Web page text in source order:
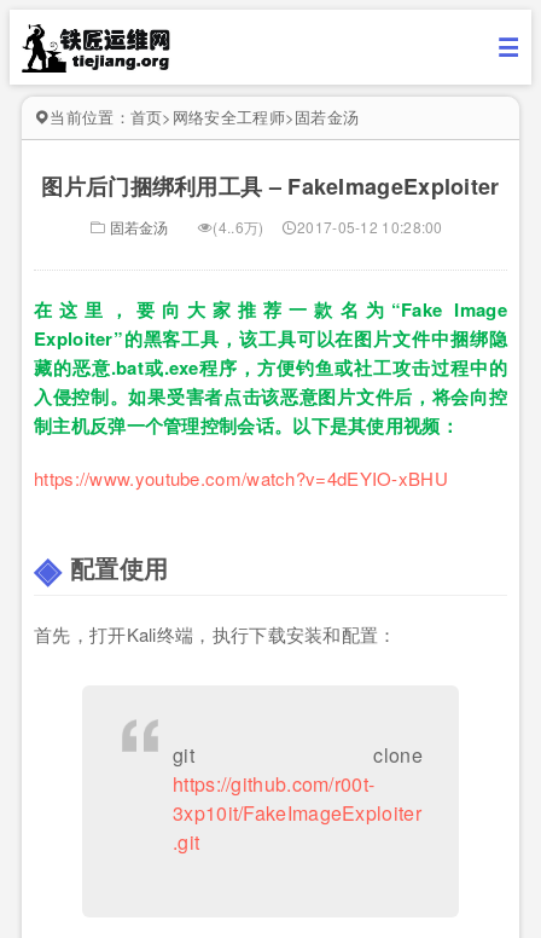
当前位置： 首页> 网络安全工程师>固若金汤
图片后门捆绑利用工具 – FakeImageExploiter
固若金汤 (4..6万) 2017-05-12 10:28:00
在这里，要向大家推荐一款名为“Fake Image
Exploiter”的黑客工具，该工具可以在图片文件中捆绑隐
藏的恶意.bat或.exe程序，方便钓鱼或社工攻击过程中的
入侵控制。如果受害者点击该恶意图片文件后，将会向控
制主机反弹一个管理控制会话。以下是其使用视频：
https://www.youtube.com/watch?v=4dEYIO-xBHU
配置使用
首先，打开Kali终端，执行下载安装和配置：
git clone
https://github.com/r00t-
3xp10it/FakeImageExploiter
.git